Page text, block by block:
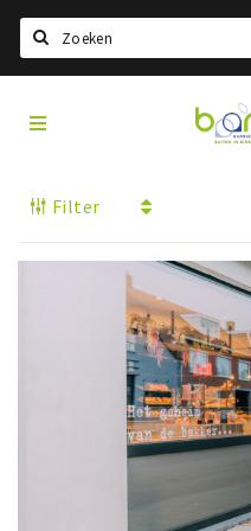
Home
Events
Information
About Baarle
Visit Baarle Shop
Enclave voucher
Filter